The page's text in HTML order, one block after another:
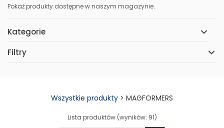
Pokaż produkty dostępne w naszym magazynie.
Kategorie
Filtry
Wszystkie produkty > MAGFORMERS
Lista produktów (wyników: 91)